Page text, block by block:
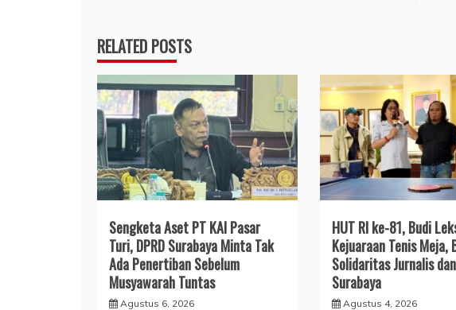
RELATED POSTS
Sengketa Aset PT KAI Pasar
Turi, DPRD Surabaya Minta Tak
Ada Penertiban Sebelum
Musyawarah Tuntas
Agustus 6, 2026
HUT RI ke-81, Budi
Kejuaraan Tenis Meja,
Solidaritas Jurnalis
Surabaya
Agustus 4, 2026